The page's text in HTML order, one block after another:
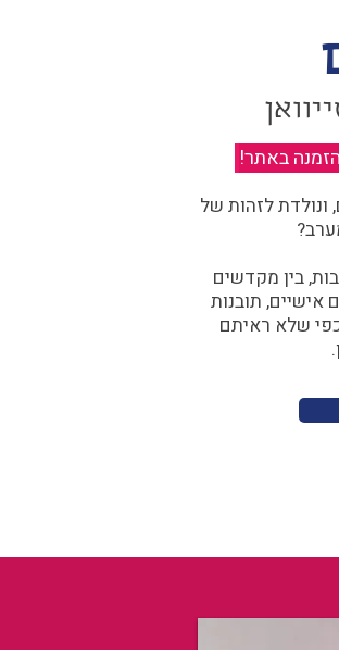
באתר!
לזהות של
בין מקדשים
אישיים, תובנות
שלא ראיתם